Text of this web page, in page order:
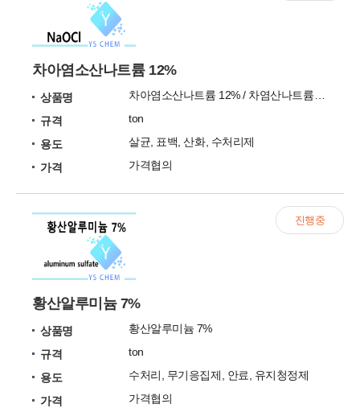
차아염소산나트륨 12%
상품명
규격
ton
용도
살균, 표백, 산화, 수처리제
가격
가격협의
황산알루미늄 7%
상품명
황산알루미늄 7%
규격
ton
용도
수처리, 무기응집제, 안료, 유지청정제
가격
가격협의
진행중